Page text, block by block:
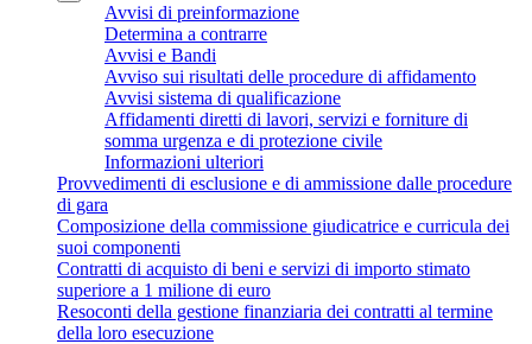
Avvisi di preinformazione
Determina a contrarre
Avvisi e Bandi
Avviso sui risultati delle procedure di affidamento
Avvisi sistema di qualificazione
Affidamenti diretti di lavori, servizi e forniture di
somma urgenza e di protezione civile
Informazioni ulteriori
Provvedimenti di esclusione e di ammissione dalle procedure
di gara
Composizione della commissione giudicatrice e curricula dei
suoi componenti
Contratti di acquisto di beni e servizi di importo stimato
superiore a 1 milione di euro
Resoconti della gestione finanziaria dei contratti al termine
della loro esecuzione